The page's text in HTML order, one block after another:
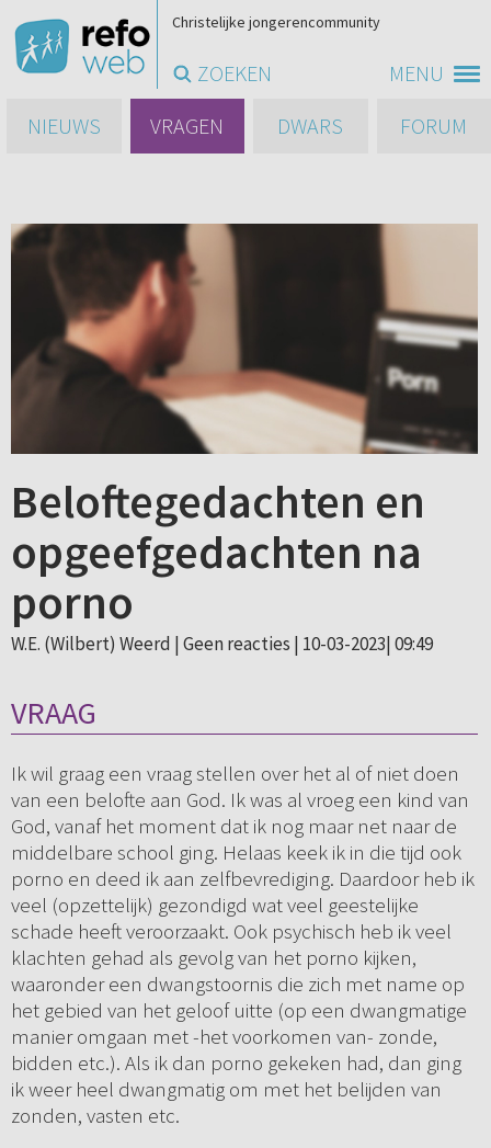
MENU
Christelijke jongerencommunity
ZOEKEN
NIEUWS
VRAGEN DWARS FORUM
Beloftegedachten en
opgeefgedachten na
porno
W.E. (Wilbert) Weerd | Geen reacties | 10-03-2023| 09:49
VRAAG
Ik wil graag een vraag stellen over het al of niet doen
van een belofte aan God. Ik was al vroeg een kind van
God, vanaf het moment dat ik nog maar net naar de
middelbare school ging. Helaas keek ik in die tijd ook
porno en deed ik aan zelfbevrediging. Daardoor heb ik
veel (opzettelijk) gezondigd wat veel geestelijke
schade heeft veroorzaakt. Ook psychisch heb ik veel
klachten gehad als gevolg van het porno kijken,
waaronder een dwangstoornis die zich met name op
het gebied van het geloof uitte (op een dwangmatige
manier omgaan met -het voorkomen van- zonde,
bidden etc.). Als ik dan porno gekeken had, dan ging
ik weer heel dwangmatig om met het belijden van
zonden, vasten etc.